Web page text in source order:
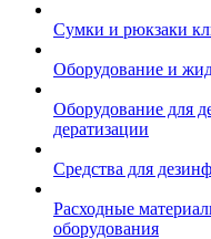
Сумки и рюкзаки
Оборудование и
Оборудование для
дератизации
Средства для
Расходные
оборудования